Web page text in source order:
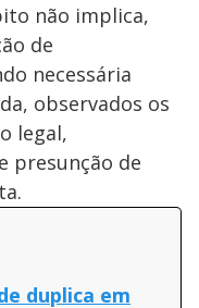
não implica,
de
necessária
observados os
legal,
presunção de
duplica em